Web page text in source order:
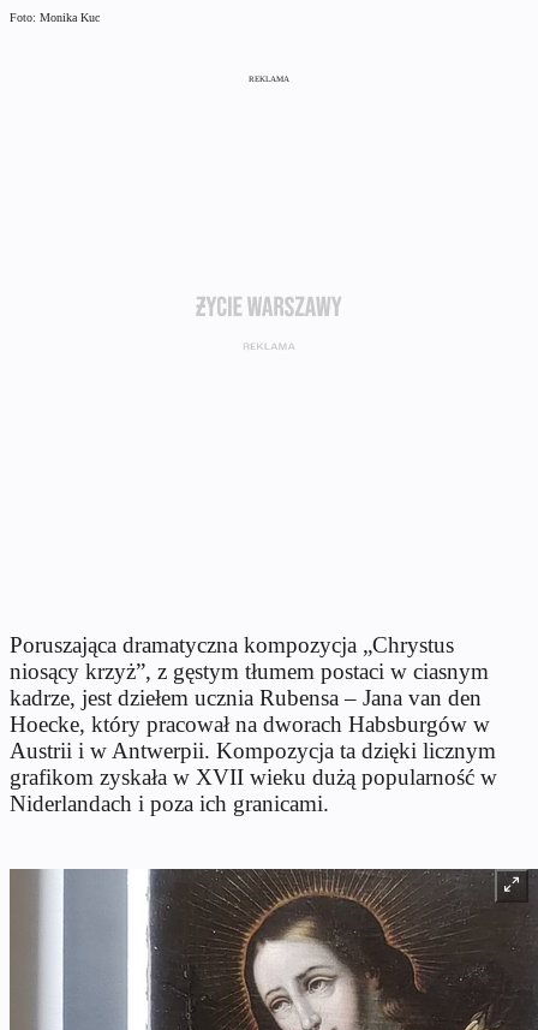
Foto: Monika Kuc
REKLAMA
Poruszająca dramatyczna kompozycja „Chrystus
niosący krzyż”, z gęstym tłumem postaci w ciasnym
kadrze, jest dziełem ucznia Rubensa – Jana van den
Hoecke, który pracował na dworach Habsburgów w
Austrii i w Antwerpii. Kompozycja ta dzięki licznym
grafikom zyskała w XVII wieku dużą popularność w
Niderlandach i poza ich granicami.